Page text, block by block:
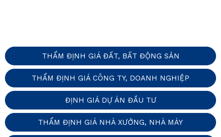
THẨM ĐỊNH GIÁ ĐẤT, BẤT ĐỘNG SẢN
THẨM ĐỊNH GIÁ CÔNG TY, DOANH NGHIỆP
ĐỊNH GIÁ DỰ ÁN ĐẦU TƯ
THẨM ĐỊNH GIÁ NHÀ XƯỞNG, NHÀ MÁY